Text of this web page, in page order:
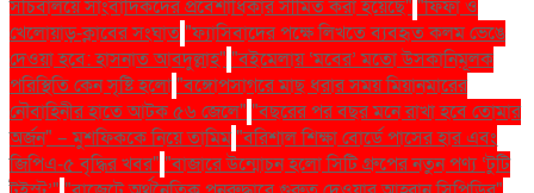
সচিবালয়ে সাংবাদিকদের প্রবেশাধিকার সীমিত করা হয়েছে" "ফিফা ও
খেলোয়াড়-ক্লাবের সংঘাত"ফ্যাসিবাদের পক্ষে লিখতে ব্যবহৃত কলম ভেঙে
দেওয়া হবে: হাসনাত আবদুল্লাহ" "বইমেলায় ‘মবের’ মতো উসকানিমূলক
পরিস্থিতি কেন সৃষ্টি হলো"বঙ্গোপসাগরে মাছ ধরার সময় মিয়ানমারের
নৌবাহিনীর হাতে আটক ৫৬ জেলে" "বছরের পর বছর মনে রাখা হবে তোমার
অর্জন" – মুশফিককে নিয়ে তামিম"বরিশাল শিক্ষা বোর্ডে পাসের হার এবং
জিপিএ-৫ বৃদ্ধির খবর" "বাজারে উন্মোচন হলো সিটি গ্রুপের নতুন পণ্য ‘টুটি